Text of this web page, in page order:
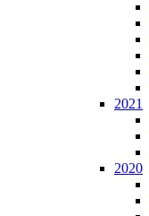
2021
2020